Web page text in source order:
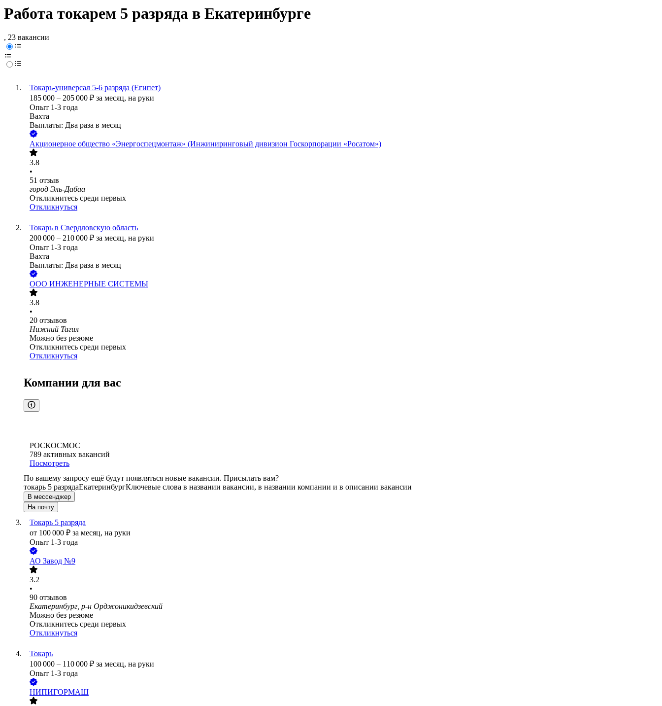
Работа токарем 5 разряда в Екатеринбурге
, 23 вакансии
Токарь-универсал 5-6 разряда (Египет)
185 000 – 205 000 ₽ за месяц, на руки
Опыт 1-3 года
Вахта
Выплаты: Два раза в месяц
Акционерное общество «Энергоспецмонтаж» (Инжиниринговый дивизион Госкорпорации «Росатом»)
3.8
•
51 отзыв
город Эль-Дабаа
Откликнитесь среди первых
Откликнуться
Токарь в Свердловскую область
200 000 – 210 000 ₽ за месяц, на руки
Опыт 1-3 года
Вахта
Выплаты: Два раза в месяц
ООО ИНЖЕНЕРНЫЕ СИСТЕМЫ
3.8
•
20 отзывов
Нижний Тагил
Можно без резюме
Откликнитесь среди первых
Откликнуться
Компании для вас
РОСКОСМОС
789 активных вакансий
Посмотреть
По вашему запросу ещё будут появляться новые вакансии. Присылать вам?
токарь 5 разрядаЕкатеринбургКлючевые слова в названии вакансии, в названии компании и в описании вакансии
В мессенджер
На почту
Токарь 5 разряда
от 100 000 ₽ за месяц, на руки
Опыт 1-3 года
АО Завод №9
3.2
•
90 отзывов
Екатеринбург, р-н Орджоникидзевский
Можно без резюме
Откликнитесь среди первых
Откликнуться
Токарь
100 000 – 110 000 ₽ за месяц, на руки
Опыт 1-3 года
НИПИГОРМАШ